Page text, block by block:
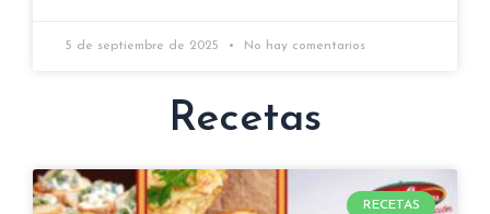
5 de septiembre de 2025 No hay comentarios
Recetas
RECETAS